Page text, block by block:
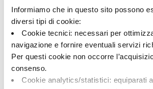
Informiamo che in questo sito possono
diversi tipi di cookie:
Cookie tecnici: necessari per
navigazione e fornire eventuali servizi
Per questi cookie non occorre
consenso.
Cookie analytics/statistici: equiparati